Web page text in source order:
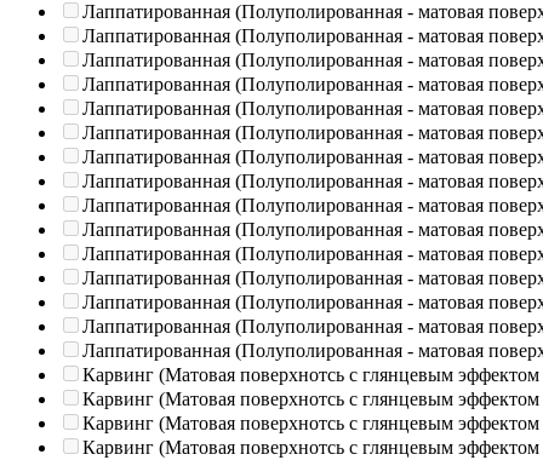
Лаппатированная (Полуполированная - матовая
Лаппатированная (Полуполированная - матовая
Лаппатированная (Полуполированная - матовая
Лаппатированная (Полуполированная - матовая
Лаппатированная (Полуполированная - матовая
Лаппатированная (Полуполированная - матовая
Лаппатированная (Полуполированная - матовая
Лаппатированная (Полуполированная - матовая
Лаппатированная (Полуполированная - матовая
Лаппатированная (Полуполированная - матовая
Лаппатированная (Полуполированная - матовая
Лаппатированная (Полуполированная - матовая
Лаппатированная (Полуполированная - матовая
Лаппатированная (Полуполированная - матовая
Лаппатированная (Полуполированная - матовая
Карвинг (Матовая поверхнотсь с глянцевым эффектом
Карвинг (Матовая поверхнотсь с глянцевым эффектом
Карвинг (Матовая поверхнотсь с глянцевым эффектом
Карвинг (Матовая поверхнотсь с глянцевым эффектом